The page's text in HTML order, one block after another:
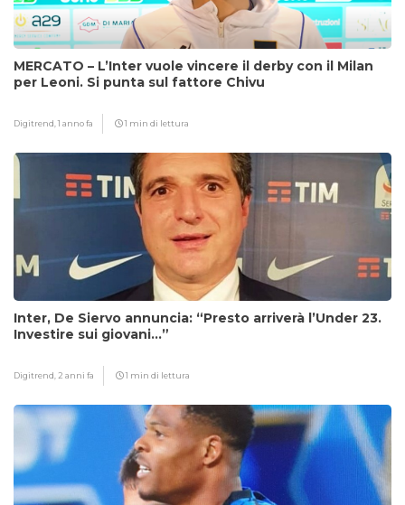
MERCATO – L’Inter vuole vincere il derby con il Milan
per Leoni. Si punta sul fattore Chivu
Digitrend,1 anno fa 1 min di lettura
Inter, De Siervo annuncia: “Presto arriverà l’Under 23.
Investire sui giovani…”
Digitrend, 2 anni fa 1 min di lettura